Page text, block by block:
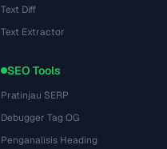
Text Diff
Text Extractor
SEO Tools
Pratinjau SERP
Debugger Tag OG
Penganalisis Heading